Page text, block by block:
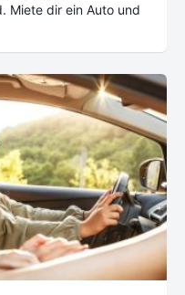
Miete dir ein Auto und